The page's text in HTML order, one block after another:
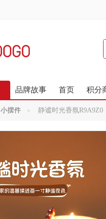
品牌故事 首页 积分
小摆件 静谧时光香氛R9A9Z0